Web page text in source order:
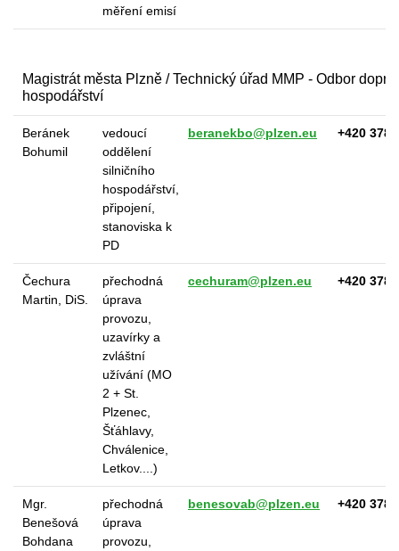
měření emisí
Magistrát města Plzně / Technický úřad MMP - Odbor
hospodářství
Beránek
Bohumil
vedoucí
oddělení
silničního
hospodářství,
připojení,
stanoviska k
PD
beranekbo@plzen.eu +420 378
Čechura
Martin, DiS.
přechodná
úprava
provozu,
uzavírky a
zvláštní
užívání (MO
2 + St.
Plzenec,
Šťáhlavy,
Chválenice,
Letkov....)
cechuram@plzen.eu +420 378
Mgr.
Benešová
Bohdana
přechodná
úprava
provozu,
benesovab@plzen.eu +420 378